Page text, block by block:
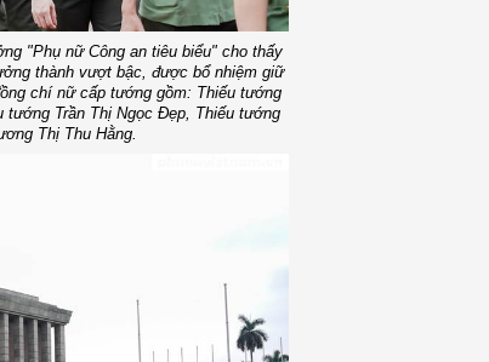
"Phụ nữ Công an tiêu biểu" cho thấy
thành vượt bậc, được bổ nhiệm giữ
chí nữ cấp tướng gồm: Thiếu tướng
tướng Trần Thị Ngọc Đẹp, Thiếu tướng
Thị Thu Hằng.